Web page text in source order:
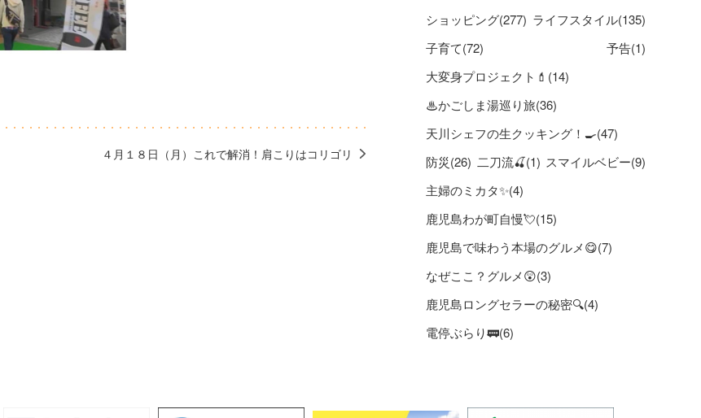
４月１８日（月）これで解消！肩こりはコリゴリ
ショッピング(277) ライフスタイル(135)
子育て(72)
予告(1)
大変身プロジェクト💄(14)
♨かごしま湯巡り旅(36)
天川シェフの生クッキング！🍳(47)
防災(26) 二刀流🍒(1) スマイルベビー(9)
主婦のミカタ✨(4)
鹿児島わが町自慢💘(15)
鹿児島で味わう本場のグルメ😋(7)
なぜここ？グルメ😲(3)
鹿児島ロングセラーの秘密🔍(4)
電停ぶらり🚃(6)